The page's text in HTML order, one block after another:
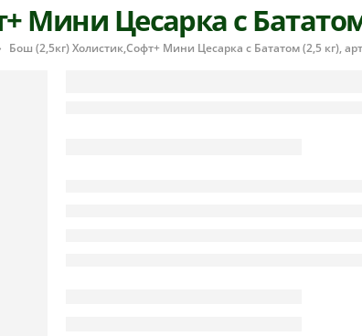
Мини Цесарка с Бататом
Бош (2,5кг) Холистик,Софт+ Мини Цесарка с Бататом (2,5 кг),